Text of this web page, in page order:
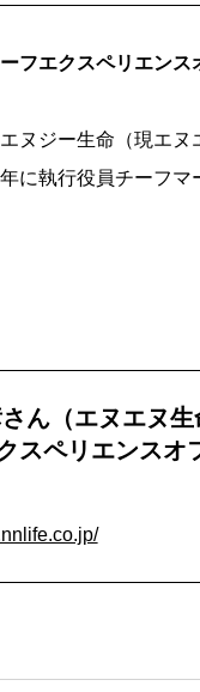
フエクスペリエンス
ヌジー生命（現エ
に執行役員チーフマ
ん（エヌエヌ
スペリエンスオ